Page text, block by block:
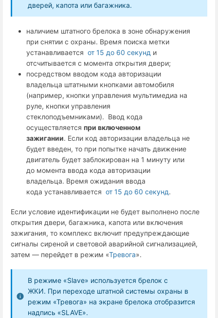
дверей, капота или багажника.
наличием штатного брелока в зоне обнаружения
при снятии с охраны. Время поиска метки
устанавливается от 15 до 60 секунд и
отсчитывается с момента открытия двери;
посредством вводом кода авторизации
владельца штатными кнопками автомобиля
(например, кнопки управления мультимедиа на
руле, кнопки управления
стеклоподъемниками). Ввод кода
осуществляется при включенном
зажигании. Если код авторизации владельца не
будет введен, то при попытке начать движение
двигатель будет заблокирован на 1 минуту или
до момента ввода кода авторизации
владельца. Время ожидания ввода
кода устанавливается от 15 до 60 секунд.
Если условие идентификации не будет выполнено после
открытия двери, багажника, капота или включения
зажигания, то комплекс включит предупреждающие
сигналы сиреной и световой аварийной сигнализацией,
затем — перейдет в режим «Тревога».
В режиме «Slave» используется брелок с
ЖКИ. При переходе штатной системы охраны в
режим «Тревога» на экране брелока отобразится
надпись «SLAVE».